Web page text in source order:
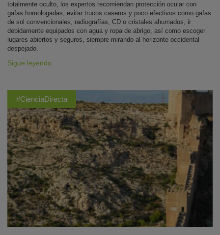
totalmente oculto, los expertos recomiendan protección ocular con
gafas homologadas, evitar trucos caseros y poco efectivos como gafas
de sol convencionales, radiografías, CD o cristales ahumados, ir
debidamente equipados con agua y ropa de abrigo, así como escoger
lugares abiertos y seguros, siempre mirando al horizonte occidental
despejado.
Sigue leyendo
#CienciaDirecta